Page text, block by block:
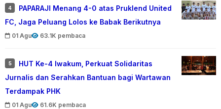
4
PAPARAJI Menang 4-0 atas Pruklend United
FC, Jaga Peluang Lolos ke Babak Berikutnya
01 Agu 63.1K pembaca
5
HUT Ke-4 Iwakum, Perkuat Solidaritas
Jurnalis dan Serahkan Bantuan bagi Wartawan
Terdampak PHK
01 Agu 61.6K pembaca